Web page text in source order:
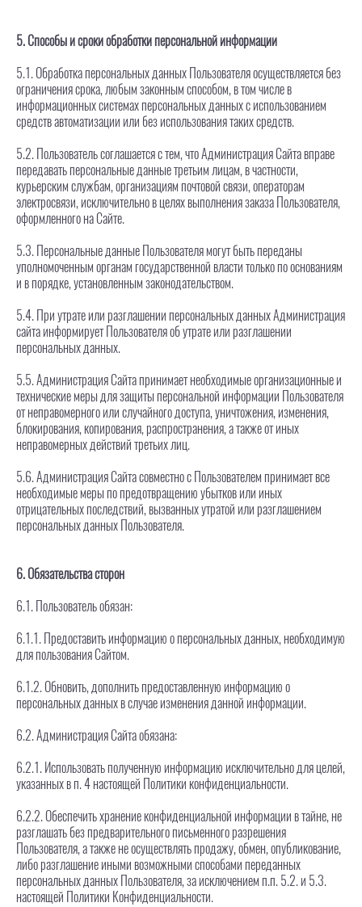
5. Способы и сроки обработки персональной информации
5.1. Обработка персональных данных Пользователя осуществляется без
ограничения срока, любым законным способом, в том числе в
информационных системах персональных данных с использованием
средств автоматизации или без использования таких средств.
5.2. Пользователь соглашается с тем, что Администрация Сайта вправе
передавать персональные данные третьим лицам, в частности,
курьерским службам, организациям почтовой связи, операторам
электросвязи, исключительно в целях выполнения заказа Пользователя,
оформленного на Сайте.
5.3. Персональные данные Пользователя могут быть переданы
уполномоченным органам государственной власти только по основаниям
и в порядке, установленным законодательством.
5.4. При утрате или разглашении персональных данных Администрация
сайта информирует Пользователя об утрате или разглашении
персональных данных.
5.5. Администрация Сайта принимает необходимые организационные и
технические меры для защиты персональной информации Пользователя
от неправомерного или случайного доступа, уничтожения, изменения,
блокирования, копирования, распространения, а также от иных
неправомерных действий третьих лиц.
5.6. Администрация Сайта совместно с Пользователем принимает все
необходимые меры по предотвращению убытков или иных
отрицательных последствий, вызванных утратой или разглашением
персональных данных Пользователя.
6. Обязательства сторон
6.1. Пользователь обязан:
6.1.1. Предоставить информацию о персональных данных, необходимую
для пользования Сайтом.
6.1.2. Обновить, дополнить предоставленную информацию о
персональных данных в случае изменения данной информации.
6.2. Администрация Сайта обязана:
6.2.1. Использовать полученную информацию исключительно для целей,
указанных в п. 4 настоящей Политики конфиденциальности.
6.2.2. Обеспечить хранение конфиденциальной информации в тайне, не
разглашать без предварительного письменного разрешения
Пользователя, а также не осуществлять продажу, обмен, опубликование,
либо разглашение иными возможными способами переданных
персональных данных Пользователя, за исключением п.п. 5.2. и 5.3.
настоящей Политики Конфиденциальности.